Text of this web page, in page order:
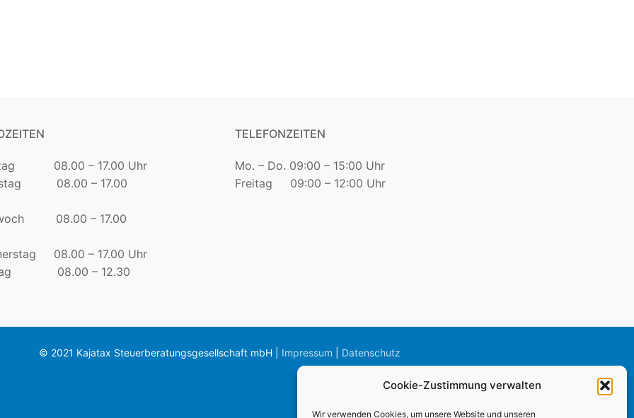
Cookie-Zustimmung verwalten
Wir verwenden Cookies, um unsere Website und unseren
08.00 – 17.00 Uhr
08.00 – 17.00
08.00 – 17.00
08.00 – 17.00 Uhr
08.00 – 12.30
TELEFONZEITEN
Mo. – Do. 09:00 – 15:00 Uhr
Freitag 09:00 – 12:00 Uhr
© 2021 Kajatax Steuerberatungsgesellschaft mbH | Impressum Datenschutz